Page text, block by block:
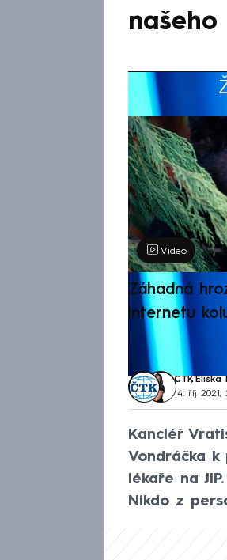
našeho
Výběr
Video
Záhadná
internetu
ČTK, Eliška
14. říj 2021,
Kancléř
Vondráčka
lékaře na
Nikdo z